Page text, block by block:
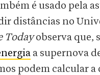
é usado pela
distâncias no
Todayobserva que,
a supernova
podem calcular a